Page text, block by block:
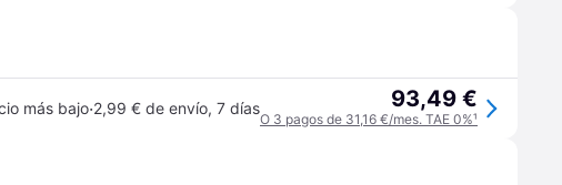
más bajo·2,99 € de envío, 7 días 93,49 €
O 3 pagos de 31,16 €/mes. TAE 0%¹